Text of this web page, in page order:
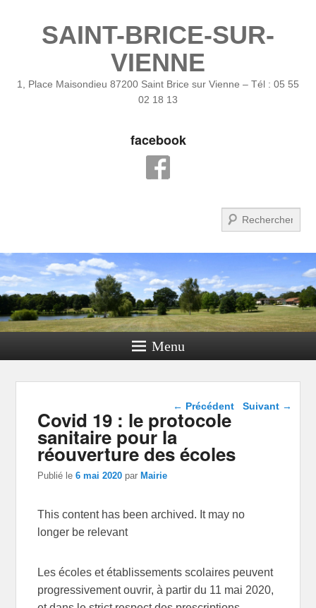
SAINT-BRICE-SUR-
VIENNE
1, Place Maisondieu 87200 Saint Brice sur Vienne – Tél : 05 55
02 18 13
facebook
Menu
Navigation dans les
← Précédent Suivant →
Covid 19 : le protocole
sanitaire pour la
réouverture des écoles
Publié le6 mai 2020 parMairie
This content has been archived. It may no
longer be relevant
Les écoles et établissements scolaires peuvent
progressivement ouvrir, à partir du 11 mai 2020,